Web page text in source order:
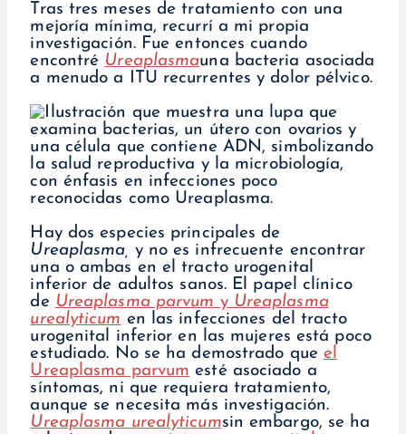
Tras tres meses de tratamiento con una
mejoría mínima, recurrí a mi propia
investigación. Fue entonces cuando
encontré Ureaplasmauna bacteria asociada
a menudo a ITU recurrentes y dolor pélvico.
Hay dos especies principales de
Ureaplasma, y no es infrecuente encontrar
una o ambas en el tracto urogenital
inferior de adultos sanos. El papel clínico
de Ureaplasma parvum y Ureaplasma
urealyticum en las infecciones del tracto
urogenital inferior en las mujeres está poco
estudiado. No se ha demostrado que el
Ureaplasma parvum esté asociado a
síntomas, ni que requiera tratamiento,
aunque se necesita más investigación.
Ureaplasma urealyticumsin embargo, se ha